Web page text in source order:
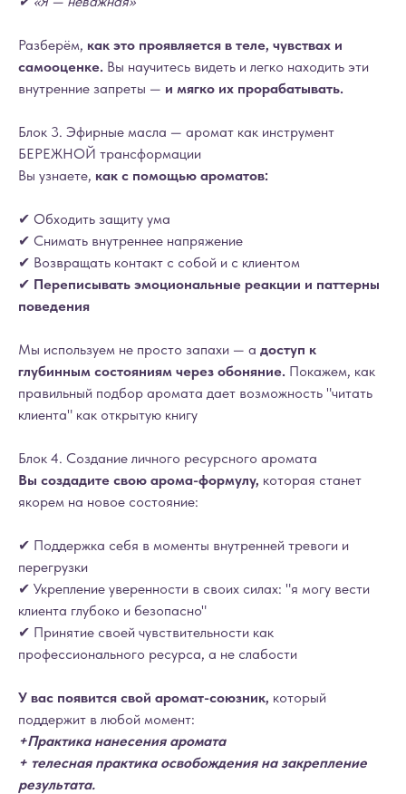
Разберём, как это проявляется в теле, чувствах и
самооценке. Вы научитесь видеть и легко находить эти
внутренние запреты — и мягко их прорабатывать.
Блок 3. Эфирные масла — аромат как инструмент
БЕРЕЖНОЙ трансформации
Вы узнаете, как с помощью ароматов:
✔ Обходить защиту ума
✔ Снимать внутреннее напряжение
✔ Возвращать контакт с собой и с клиентом
✔ Переписывать эмоциональные реакции и паттерны
поведения
Мы используем не просто запахи — а доступ к
глубинным состояниям через обоняние. Покажем, как
правильный подбор аромата дает возможность "читать
клиента" как открытую книгу
Блок 4. Создание личного ресурсного аромата
Вы создадите свою арома-формулу, которая станет
якорем на новое состояние:
✔ Поддержка себя в моменты внутренней тревоги и
перегрузки
✔ Укрепление уверенности в своих силах: "я могу вести
клиента глубоко и безопасно"
✔ Принятие своей чувствительности как
профессионального ресурса, а не слабости
У вас появится свой аромат-союзник, который
поддержит в любой момент:
+Практика нанесения аромата
+ телесная практика освобождения на закрепление
результата.